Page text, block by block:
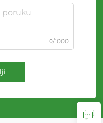
0/1000